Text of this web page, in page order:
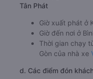
Tân Phát
Giờ xuất phát ở
Giờ đến nơi ở
Thời gian chạy
Gòn của nhà xe
d. Các điểm đón